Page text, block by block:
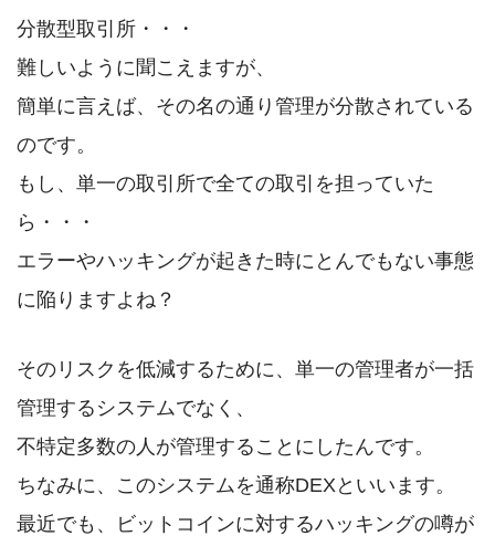
分散型取引所・・・
難しいように聞こえますが、
簡単に言えば、その名の通り管理が分散されている
のです。
もし、単一の取引所で全ての取引を担っていた
ら・・・
エラーやハッキングが起きた時にとんでもない事態
に陥りますよね？
そのリスクを低減するために、単一の管理者が一括
管理するシステムでなく、
不特定多数の人が管理することにしたんです。
ちなみに、このシステムを通称DEXといいます。
最近でも、ビットコインに対するハッキングの噂が